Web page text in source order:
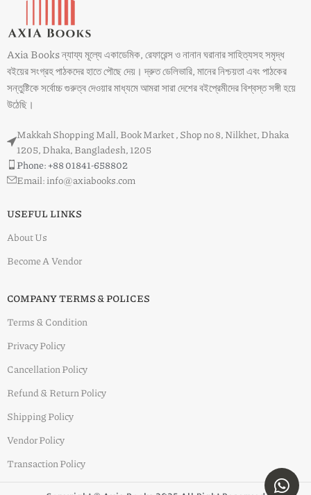
Axia Books ন্যায্য মূল্যে একাডেমিক, রেফারেন্স ও নানান ঘরানার সাহিত্যসহ সমৃদ্ধ
বইয়ের সংগ্রহ পাঠকদের হাতে পৌছে দেয়। দ্রুত ডেলিভারি, মানের নিশ্চয়তা এবং পাঠকের
সন্তুষ্টিকে সর্বোচ্চ গুরুত্ব দেওয়ার মাধ্যমে আমরা সারা দেশের বইপ্রেমীদের বিশ্বস্ত সঙ্গী হয়ে
উঠেছি।
Makkah Shopping Mall, Book Market , Shop no 8, Nilkhet, Dhaka
1205, Dhaka, Bangladesh, 1205
Phone: +88 01841-658802
Email: info@axiabooks.com
USEFUL LINKS
About Us
Become A Vendor
COMPANY TERMS & POLICES
Terms & Condition
Privacy Policy
Cancellation Policy
Refund & Return Policy
Shipping Policy
Vendor Policy
Transaction Policy